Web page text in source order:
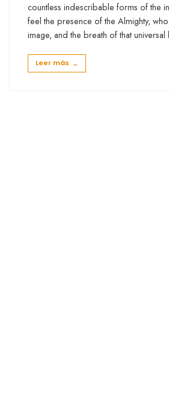
countless indescribable forms of the
feel the presence of the Almighty,
image, and the breath of that universal
Leer más →